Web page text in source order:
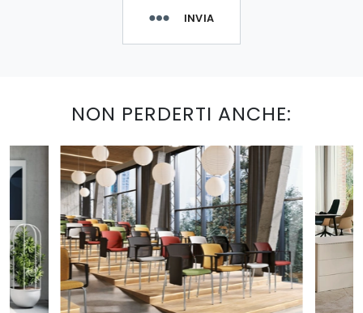
INVIA
NON PERDERTI ANCHE: